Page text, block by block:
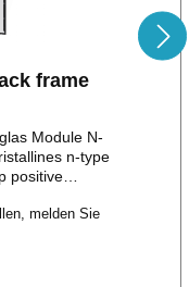
frame
Module N-
n-type
positive
II Stecker12
melden Sie